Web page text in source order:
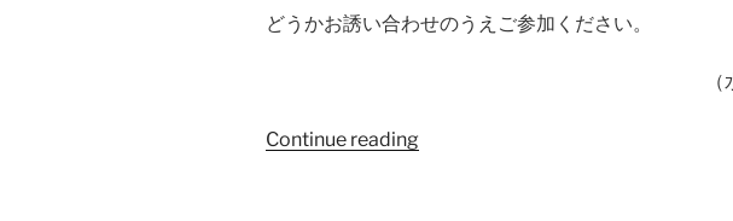
どうかお誘い合わせのうえご参加ください。
Continue reading“第